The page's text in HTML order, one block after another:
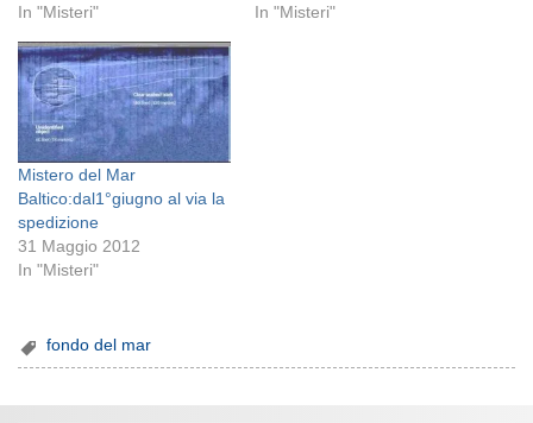
In "Misteri"
In "Misteri"
Mistero del Mar
Baltico:dal1°giugno al via la
spedizione
31 Maggio 2012
In "Misteri"
fondo del mar